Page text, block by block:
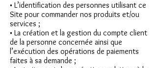
• L’identification des personnes utilisant ce
Site pour commander nos produits et/ou
services ;
• La création et la gestion du compte client
de la personne concernée ainsi que
l’exécution des opérations de paiements
faites à sa demande ;